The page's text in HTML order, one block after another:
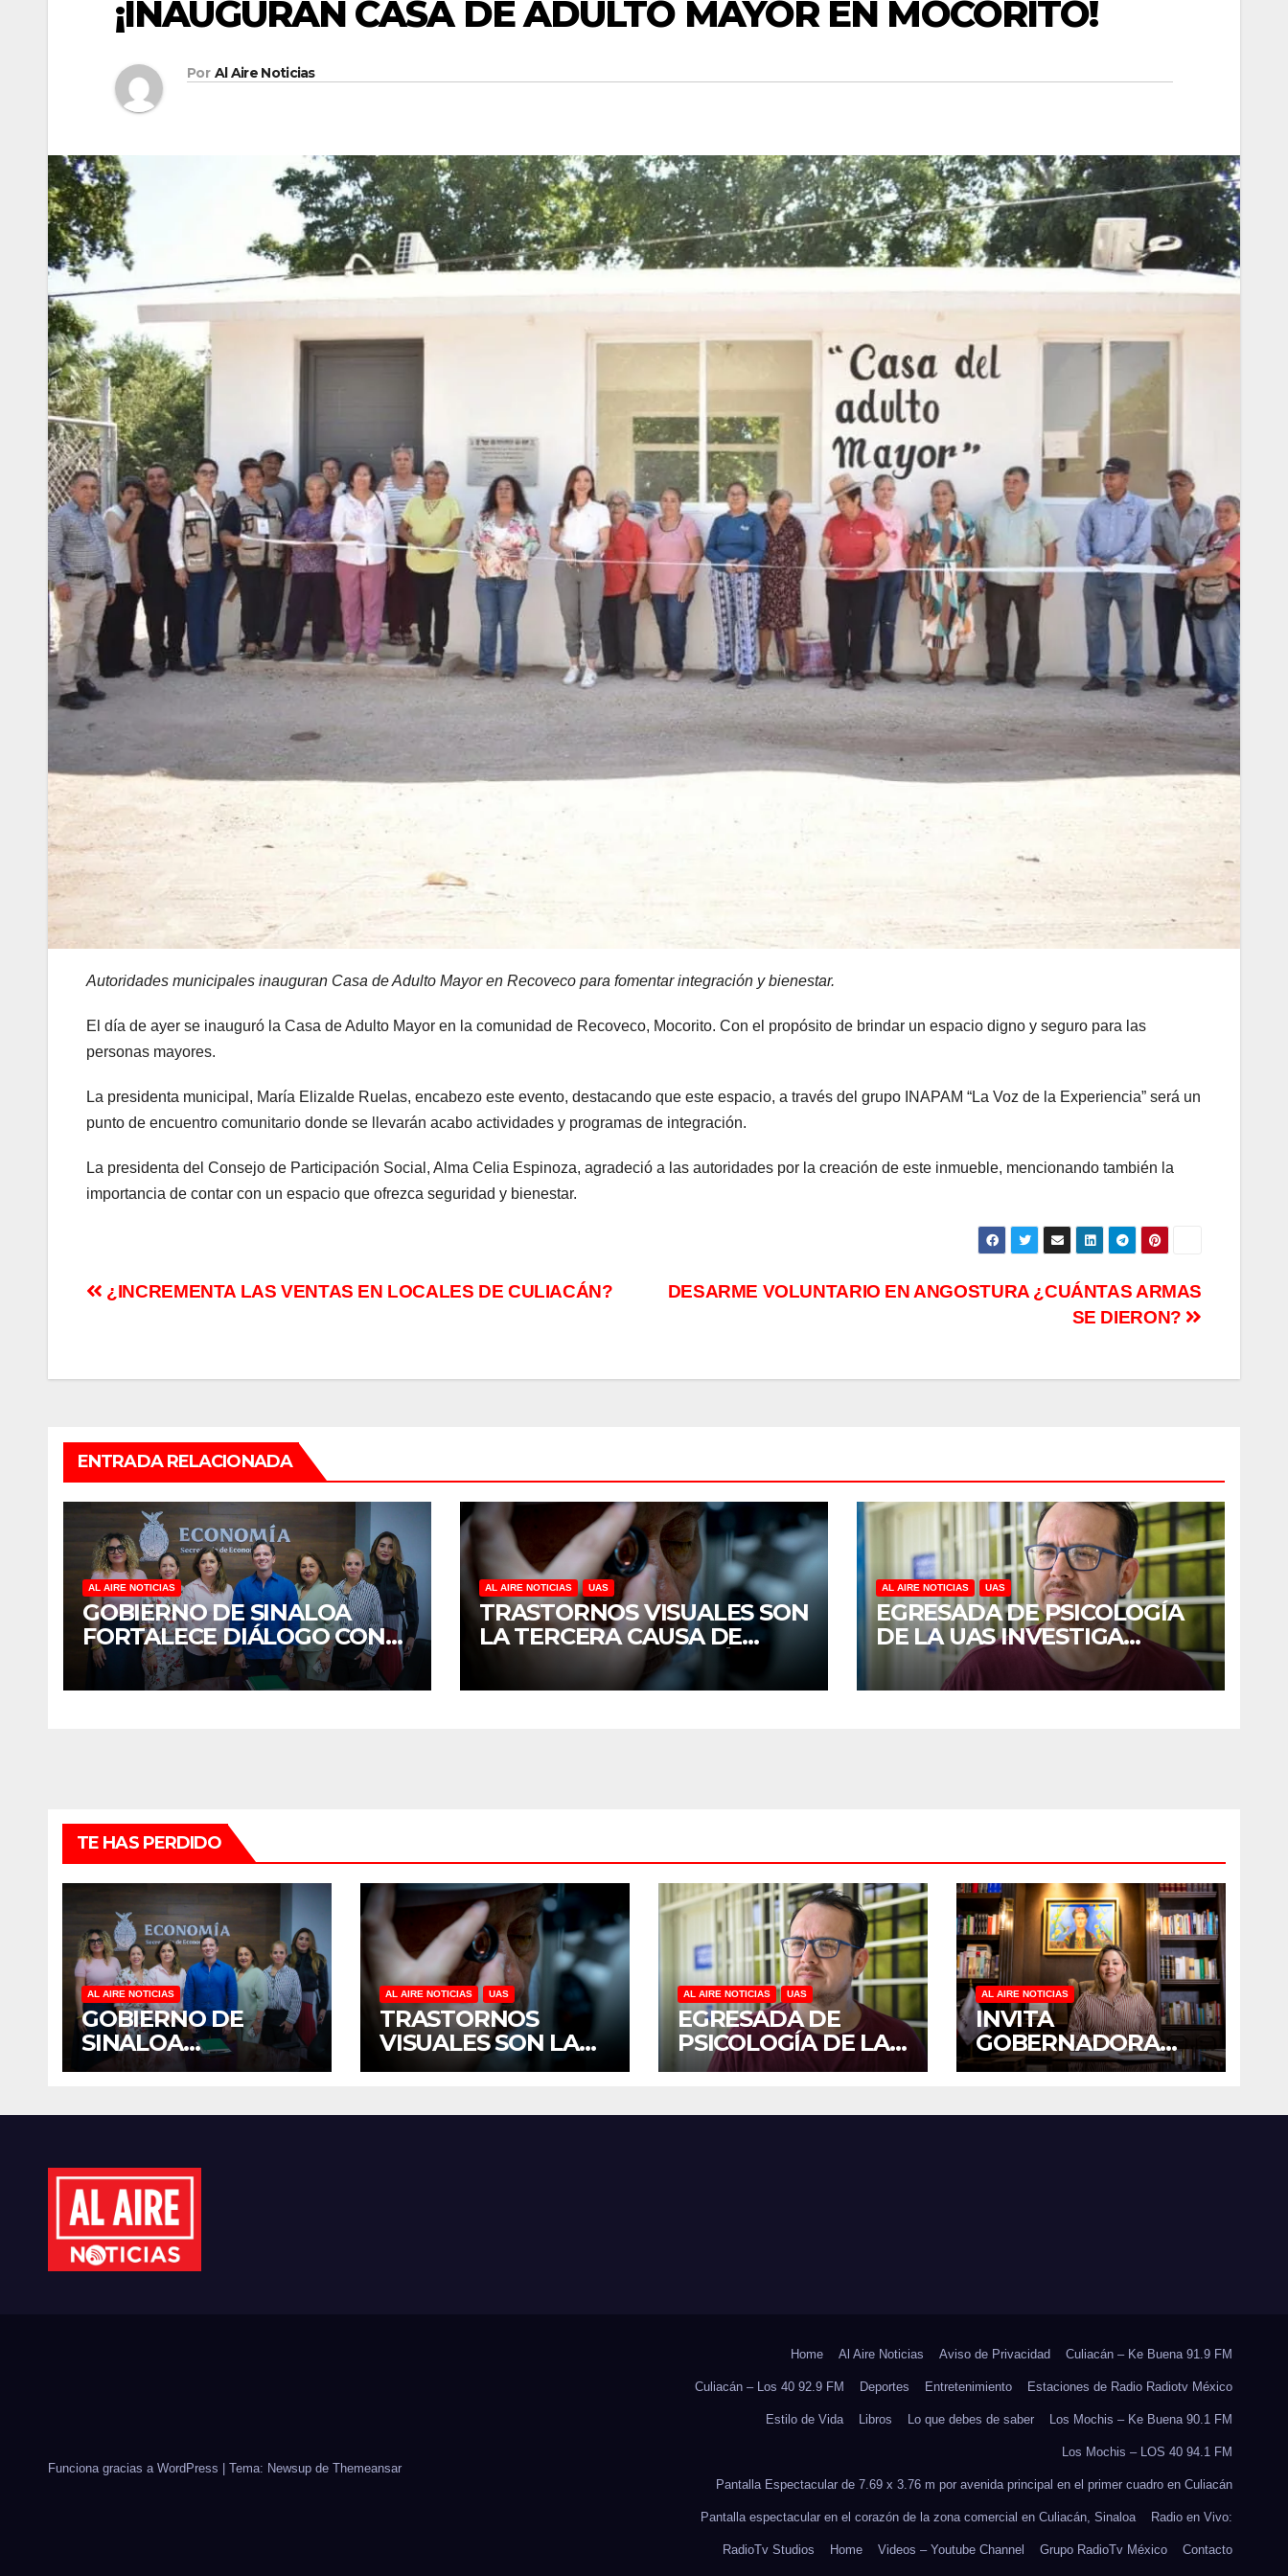
¡INAUGURAN CASA DE ADULTO MAYOR EN MOCORITO!
Por Al Aire Noticias
Autoridades municipales inauguran Casa de Adulto Mayor en Recoveco para fomentar integración y bienestar.
El día de ayer se inauguró la Casa de Adulto Mayor en la comunidad de Recoveco, Mocorito. Con el propósito de brindar un espacio digno y seguro para las
personas mayores.
La presidenta municipal, María Elizalde Ruelas, encabezo este evento, destacando que este espacio, a través del grupo INAPAM “La Voz de la Experiencia” será un
punto de encuentro comunitario donde se llevarán acabo actividades y programas de integración.
La presidenta del Consejo de Participación Social, Alma Celia Espinoza, agradeció a las autoridades por la creación de este inmueble, mencionando también la
importancia de contar con un espacio que ofrezca seguridad y bienestar.
Navegación
entradas
DESARME VOLUNTARIO EN ANGOSTURA ¿CUÁNTAS ARMAS
SE DIERON?
¿INCREMENTA LAS VENTAS EN LOCALES DE CULIACÁN?
ENTRADA RELACIONADA
AL AIRE NOTICIAS
GOBIERNO DE SINALOA
FORTALECE DIÁLOGO CON
MUJERES EMPRESARIAS DE
CULIACÁN
AL AIRE NOTICIAS UAS
TRASTORNOS VISUALES SON
LA TERCERA CAUSA DE
DISCAPACIDAD EN MÉXICO,
REVELA ESTUDIO DEL
AL AIRE NOTICIAS UAS
EGRESADA DE PSICOLOGÍA
DE LA UAS INVESTIGA
DUELO ANTICIPADO Y
SOBRECARGA EN
TE HAS PERDIDO
AL AIRE NOTICIAS
GOBIERNO DE
SINALOA
FORTALECE
MUJERES
CULIACÁN
AL AIRE NOTICIAS UAS
TRASTORNOS
VISUALES SON LA
TERCERA CAUSA DE
MÉXICO, REVELA
AL AIRE NOTICIAS UAS
EGRESADA DE
PSICOLOGÍA DE LA
UAS INVESTIGA
Y SOBRECARGA EN
AL AIRE NOTICIAS
INVITA
GOBERNADORA
YERALDINE A
JORNADA
Funciona gracias a WordPress Tema: Newsup de Themeansar
Home Al Aire Noticias Aviso de Privacidad Culiacán – Ke Buena 91.9 FM
Culiacán – Los 40 92.9 FM Deportes Entretenimiento Estaciones de Radio Radiotv México
Estilo de Vida Libros Lo que debes de saber Los Mochis – Ke Buena 90.1 FM
Los Mochis – LOS 40 94.1 FM
Pantalla Espectacular de 7.69 x 3.76 m por avenida principal en el primer cuadro en Culiacán
Pantalla espectacular en el corazón de la zona comercial en Culiacán, Sinaloa Radio en Vivo:
RadioTv Studios Home Videos – Youtube Channel Grupo RadioTv México Contacto